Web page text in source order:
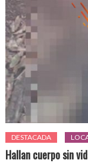
DESTACADA
Hallan cuerpo sin